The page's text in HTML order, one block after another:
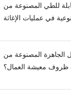
للطي المصنوعة من
في عمليات الإغاثة
الجاهزة المصنوعة من
ظروف معيشة العمال؟